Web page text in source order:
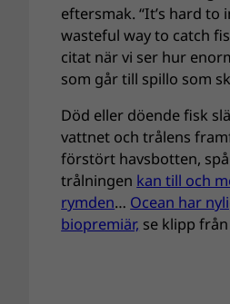
eftersmak. “It’s hard to
wasteful way to catch
citat när vi ser hur
som går till spillo som
Död eller döende fisk
vattnet och trålens
förstört havsbotten,
trålningen kan till och
rymden… Ocean har
biopremiär, se klipp